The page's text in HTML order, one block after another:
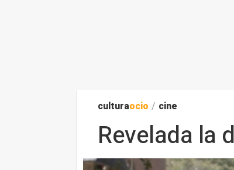
culturaocio / cine
Revelada la